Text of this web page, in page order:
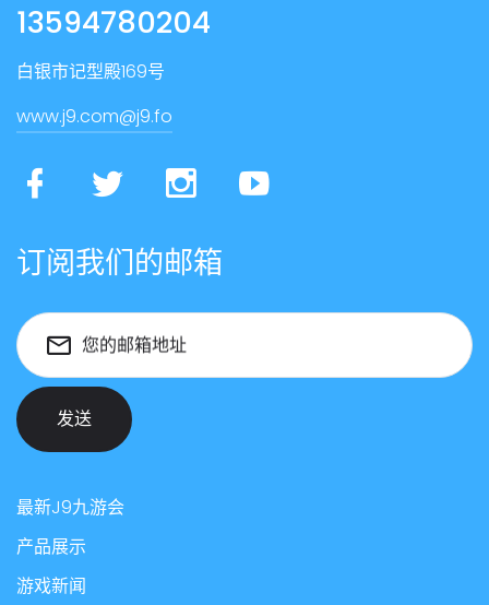
13594780204
白银市记型殿169号
www.j9.com@j9.fo
订阅我们的邮箱
您的邮箱地址
发送
最新J9九游会
产品展示
游戏新闻